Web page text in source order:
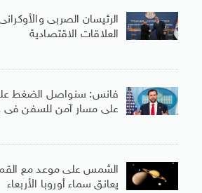
الرئيسان الصربى
العلاقات الاقتصادية
فانس: سنواصل الضغط
على مسار آمن للسفن فى
الشمس على موعد مع
يعانق سماء أوروبا الأربعاء